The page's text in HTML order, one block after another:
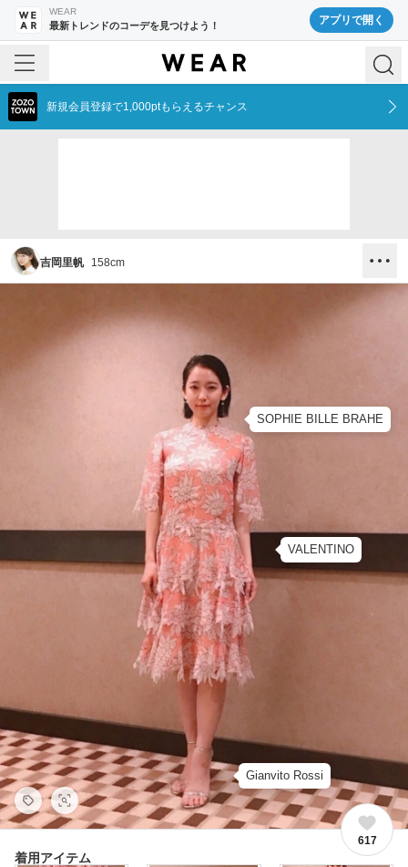
WEAR
最新トレンドのコーデを見つけよう！ アプリで開く
新規会員登録で1,000ptもらえるチャンス
吉岡里帆 158cm
Gianvito Rossi
SOPHIE BILLE BRAHE
VALENTINO
617
着用アイテム